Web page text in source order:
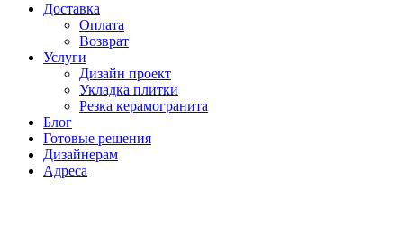
Доставка
Оплата
Возврат
Услуги
Дизайн проект
Укладка плитки
Резка керамогранита
Блог
Готовые решения
Дизайнерам
Адреса